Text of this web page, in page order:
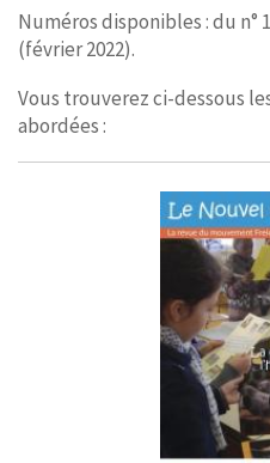
Numéros disponibles : du n°
(février 2022).
Vous trouverez ci-dessous
abordées :